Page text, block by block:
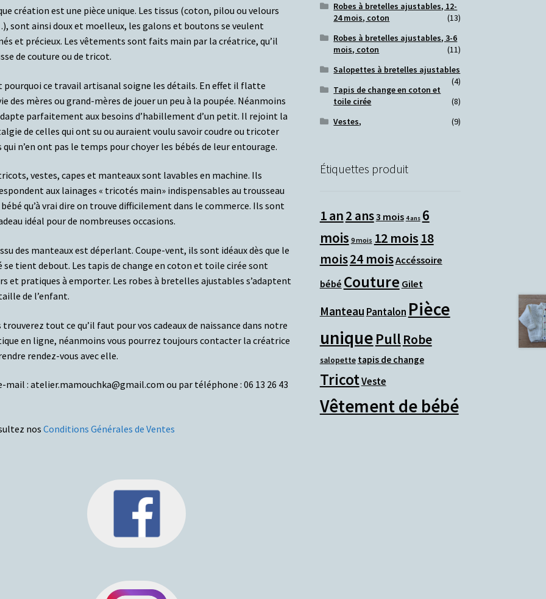
création est une pièce unique. Les tissus (coton, pilou ou velours
sont ainsi doux et moelleux, les galons et boutons se veulent
et précieux. Les vêtements sont faits main par la créatrice, qu’il
de couture ou de tricot.
pourquoi ce travail artisanal soigne les détails. En effet il flatte
des mères ou grand-mères de jouer un peu à la poupée. Néanmoins
parfaitement aux besoins d’habillement d’un petit. Il rejoint la
de celles qui ont su ou auraient voulu savoir coudre ou tricoter
qui n’en ont pas le temps pour choyer les bébés de leur entourage.
vestes, capes et manteaux sont lavables en machine. Ils
aux lainages « tricotés main» indispensables au trousseau
bébé qu’à vrai dire on trouve difficilement dans le commerce. Ils sont
idéal pour de nombreuses occasions.
des manteaux est déperlant. Coupe-vent, ils sont idéaux dès que le
se tient debout. Les tapis de change en coton et toile cirée sont
et pratiques à emporter. Les robes à bretelles ajustables s’adaptent
de l’enfant.
trouverez tout ce qu’il faut pour vos cadeaux de naissance dans notre
en ligne, néanmoins vous pourrez toujours contacter la créatrice
rendez-vous avec elle.
mail : atelier.mamouchka@gmail.com ou par téléphone : 06 13 26 43
nos Conditions Générales de Ventes
Robes à bretelles ajustables, 12-
24 mois, coton
(13)
Robes à bretelles ajustables, 3-6
mois, coton
(11)
Salopettes à bretelles ajustables
(4)
Tapis de change en coton et
toile cirée
(8)
Vestes,
(9)
Étiquettes produit
1 an2 ans3 mois 4 ans 6
mois 9 mois 12 mois 18
mois24 moisAccéssoire
bébé Couture Gilet
Manteau Pantalon Pièce
uniquePullRobe
salopette tapis de change
TricotVeste
Vêtement de bébé